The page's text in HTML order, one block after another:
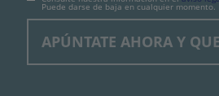
Puede darse de baja en cualquier momento.